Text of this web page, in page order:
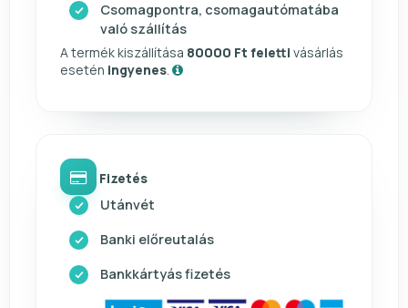
Csomagpontra, csomagautómatába
való szállítás
A termék kiszállítása 80000 Ft feletti vásárlás
esetén ingyenes.
Fizetés
Utánvét
Banki előreutalás
Bankkártyás fizetés